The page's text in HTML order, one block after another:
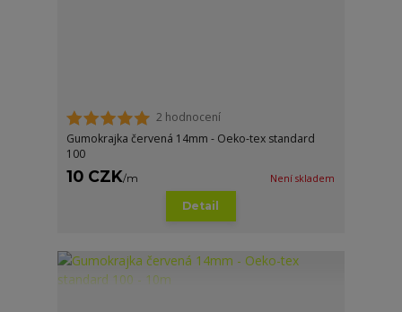
2 hodnocení
Gumokrajka červená 14mm - Oeko-tex standard
100
10 CZK/m Není skladem
Detail